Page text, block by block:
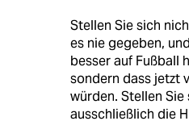
Stellen Sie sich
es nie gegeben,
besser auf Fußball
sondern dass jetzt
würden. Stellen
ausschließlich die